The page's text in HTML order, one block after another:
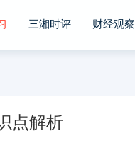
三湘时评 财经观察
点解析